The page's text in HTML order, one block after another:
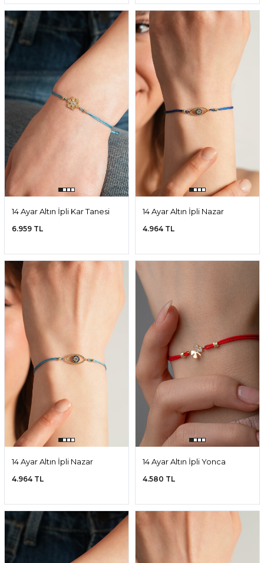
14 Ayar Altın İpli Kar Tanesi
6.959 TL
14 Ayar Altın İpli Nazar
4.964 TL
14 Ayar Altın İpli Nazar
4.964 TL
14 Ayar Altın İpli Yonca
4.580 TL